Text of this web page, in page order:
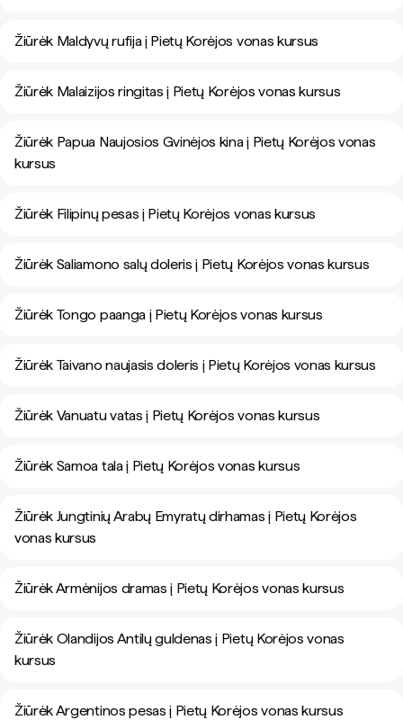
Žiūrėk Maldyvų rufija į Pietų Korėjos vonas kursus
Žiūrėk Malaizijos ringitas į Pietų Korėjos vonas kursus
Žiūrėk Papua Naujosios Gvinėjos kina į Pietų Korėjos vonas
kursus
Žiūrėk Filipinų pesas į Pietų Korėjos vonas kursus
Žiūrėk Saliamono salų doleris į Pietų Korėjos vonas kursus
Žiūrėk Tongo paanga į Pietų Korėjos vonas kursus
Žiūrėk Taivano naujasis doleris į Pietų Korėjos vonas kursus
Žiūrėk Vanuatu vatas į Pietų Korėjos vonas kursus
Žiūrėk Samoa tala į Pietų Korėjos vonas kursus
Žiūrėk Jungtinių Arabų Emyratų dirhamas į Pietų Korėjos
vonas kursus
Žiūrėk Armėnijos dramas į Pietų Korėjos vonas kursus
Žiūrėk Olandijos Antilų guldenas į Pietų Korėjos vonas
kursus
Žiūrėk Argentinos pesas į Pietų Korėjos vonas kursus